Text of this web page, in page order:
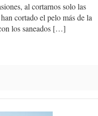
al cortarnos solo las
cortado el pelo más de la
los saneados […]